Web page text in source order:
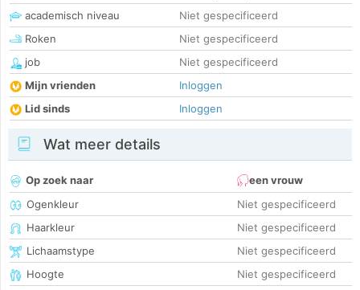
academisch niveau
Niet gespecificeerd
Roken
Niet gespecificeerd
job
Niet gespecificeerd
Mijn vrienden
Inloggen
Lid sinds
Inloggen
Wat meer details
Op zoek naar
een vrouw
Ogenkleur
Niet gespecificeerd
Haarkleur
Niet gespecificeerd
Lichaamstype
Niet gespecificeerd
Hoogte
Niet gespecificeerd